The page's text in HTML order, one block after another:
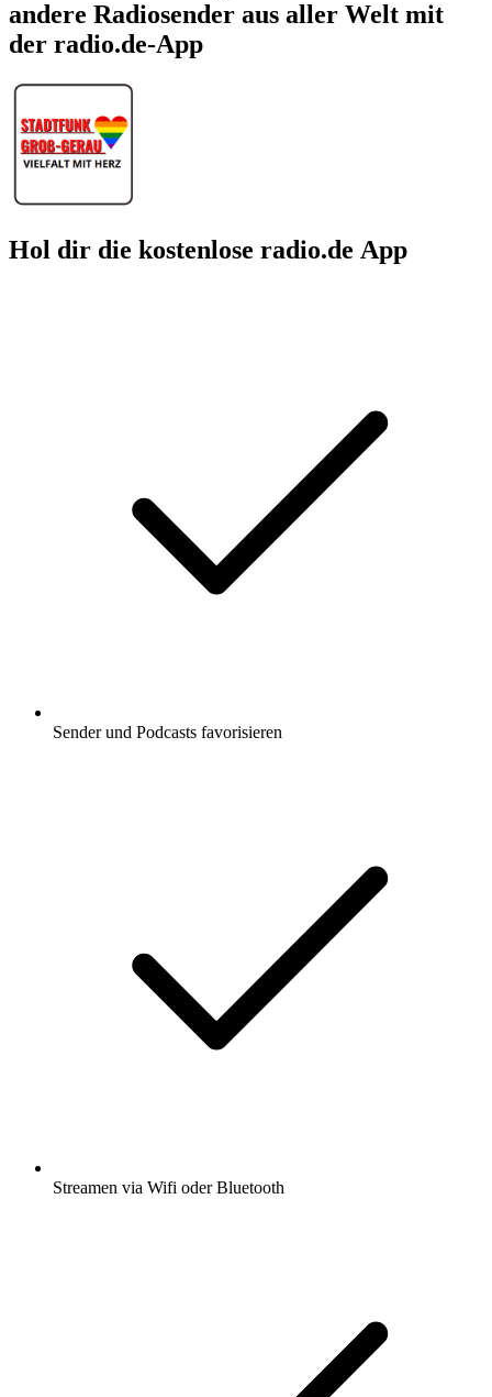
andere Radiosender aus aller Welt mit
der radio.de-App
Hol dir die kostenlose radio.de App
Sender und Podcasts favorisieren
Streamen via Wifi oder Bluetooth